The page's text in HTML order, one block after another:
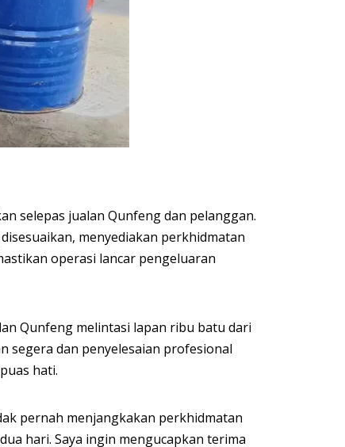
selepas jualan Qunfeng dan pelanggan.
menyediakan perkhidmatan
operasi lancar pengeluaran
Qunfeng melintasi lapan ribu batu dari
segera dan penyelesaian profesional
hati.
pernah menjangkakan perkhidmatan
hari. Saya ingin mengucapkan terima